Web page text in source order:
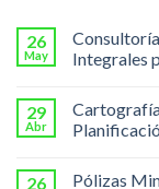
26
May
Integrales
29
Abr
26
Pólizas